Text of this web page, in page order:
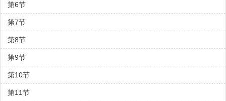
第6节
第7节
第8节
第9节
第10节
第11节